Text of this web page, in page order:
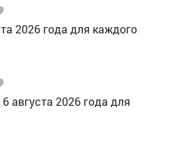
2026 года для каждого
августа 2026 года для